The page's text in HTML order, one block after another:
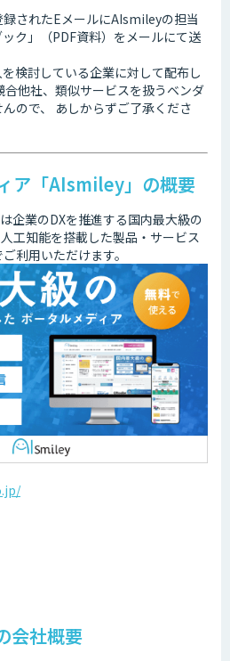
されたEメールにAIsmileyの担当
ク」（PDF資料）をメールにて送
検討している企業に対して配布し
他社、類似サービスを扱うベンダ
ので、 あしからずご了承くださ
ア「AIsmiley」の概要
企業のDXを推進する国内最大級の
工知能を搭載した製品・サービス
利用いただけます。
会社概要